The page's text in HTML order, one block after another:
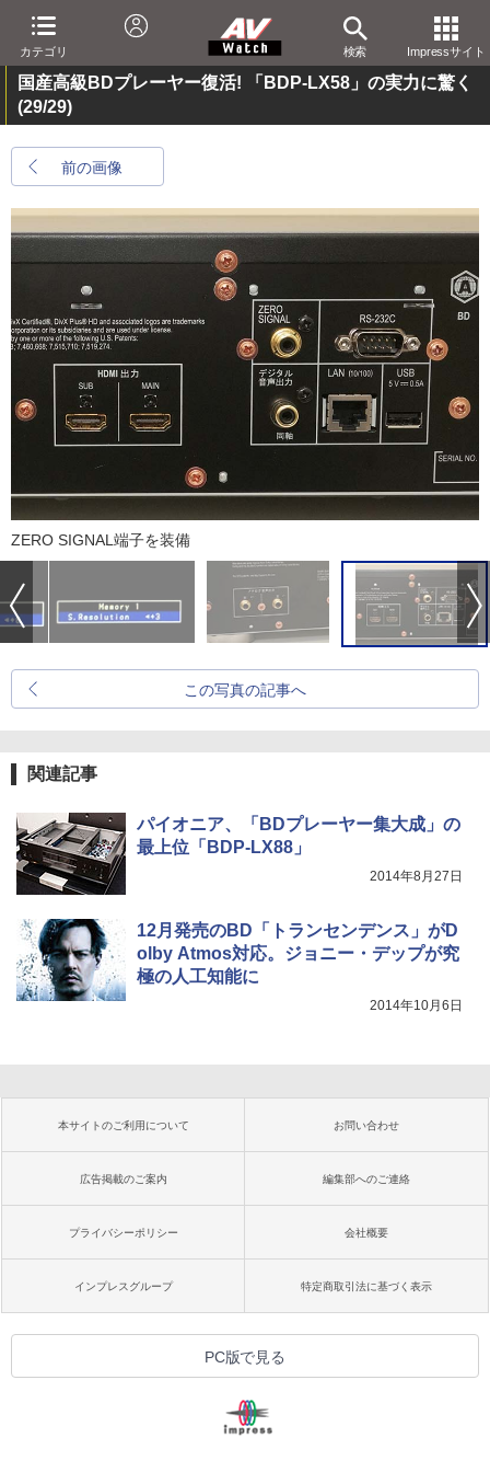
カテゴリ 検索 Impressサイト
国産高級BDプレーヤー復活! 「BDP-LX58」の実力に驚く
(29/29)
前の画像
ZERO SIGNAL端子を装備
この写真の記事へ
関連記事
パイオニア、「BDプレーヤー集大成」の
最上位「BDP-LX88」
2014年8月27日
12月発売のBD「トランセンデンス」がD
olby Atmos対応。ジョニー・デップが究
極の人工知能に
2014年10月6日
本サイトのご利用について お問い合わせ
広告掲載のご案内 編集部へのご連絡
プライバシーポリシー 会社概要
インプレスグループ 特定商取引法に基づく表示
PC版で見る